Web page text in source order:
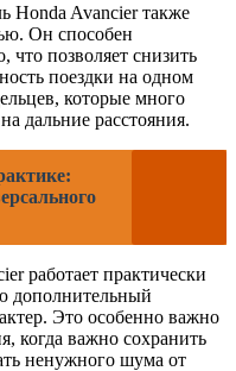
Honda Avancier также
Он способен
что позволяет снизить
поездки на одном
которые много
дальние расстояния.
работает практически
дополнительный
Это особенно важно
когда важно сохранить
ненужного шума от